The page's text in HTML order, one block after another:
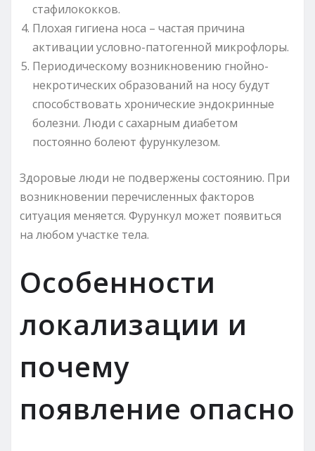
стафилококков.
Плохая гигиена носа – частая причина
активации условно-патогенной микрофлоры.
Периодическому возникновению гнойно-
некротических образований на носу будут
способствовать хронические эндокринные
болезни. Люди с сахарным диабетом
постоянно болеют фурункулезом.
Здоровые люди не подвержены состоянию. При
возникновении перечисленных факторов
ситуация меняется. Фурункул может появиться
на любом участке тела.
Особенности
локализации и
почему
появление опасно